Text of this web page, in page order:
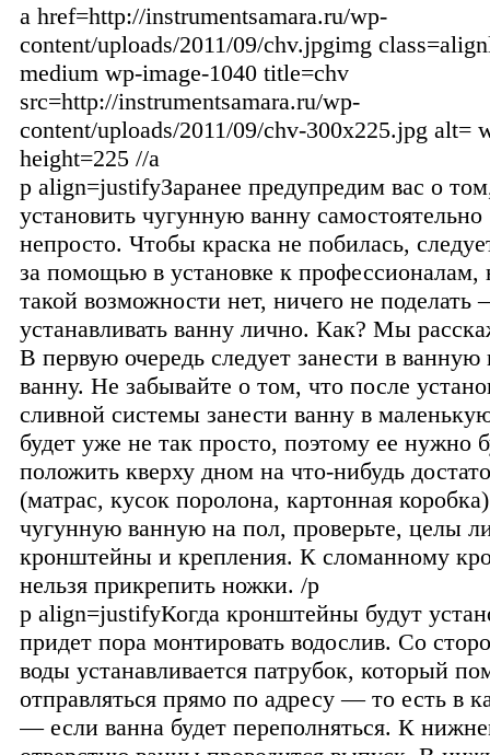
a href=http://instrumentsamara.ru/wp-
content/uploads/2011/09/chv.jpgimg
medium wp-image-1040 title=chv
src=http://instrumentsamara.ru/wp-
content/uploads/2011/09/chv-300x225.jpg alt=
height=225 //a
p align=justifyЗаранее предупредим вас о
установить чугунную ванну самостоятельно
непросто. Чтобы краска не побилась,
за помощью в установке к профессионалам,
такой возможности нет, ничего не поделать
устанавливать ванну лично. Как? Мы
В первую очередь следует занести в ванную
ванну. Не забывайте о том, что после
сливной системы занести ванну в
будет уже не так просто, поэтому ее нужно
положить кверху дном на что-нибудь
(матрас, кусок поролона, картонная
чугунную ванную на пол, проверьте, целы
кронштейны и крепления. К сломанному
нельзя прикрепить ножки. /p
p align=justifyКогда кронштейны будут
придет пора монтировать водослив. Со
воды устанавливается патрубок, который
отправляться прямо по адресу — то есть в
— если ванна будет переполняться. К